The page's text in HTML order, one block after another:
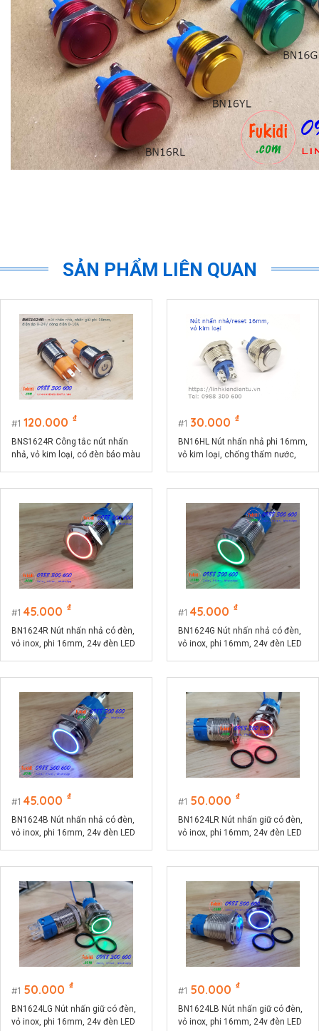
SẢN PHẨM LIÊN QUAN
1 120.000 ₫
BNS1624R Công tắc nút nhấn
nhả, vỏ kim loại, có đèn báo màu
1 30.000 ₫
BN16HL Nút nhấn nhả phi 16mm,
vỏ kim loại, chống thấm nước,
1 45.000 ₫
BN1624R Nút nhấn nhả có đèn,
vỏ inox, phi 16mm, 24v đèn LED
1 45.000 ₫
BN1624G Nút nhấn nhả có đèn,
vỏ inox, phi 16mm, 24v đèn LED
1 45.000 ₫
BN1624B Nút nhấn nhả có đèn,
vỏ inox, phi 16mm, 24v đèn LED
1 50.000 ₫
BN1624LR Nút nhấn giữ có đèn,
vỏ inox, phi 16mm, 24v đèn LED
1 50.000 ₫
BN1624LG Nút nhấn giữ có đèn,
vỏ inox, phi 16mm, 24v đèn LED
1 50.000 ₫
BN1624LB Nút nhấn giữ có đèn,
vỏ inox, phi 16mm, 24v đèn LED